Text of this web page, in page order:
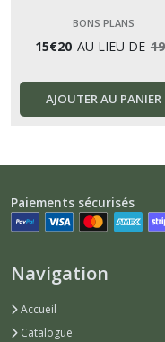
BONS PLANS
15€20 AU LIEU DE 19
AJOUTER AU PANIER
Paiements sécurisés
Navigation
Accueil
Catalogue